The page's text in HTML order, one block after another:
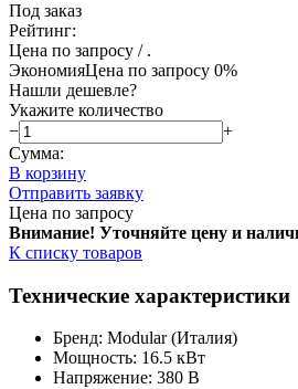
Под заказ
Рейтинг:
Цена по запросу / .
ЭкономияЦена по запросу 0%
Нашли дешевле?
Укажите количество
−
+
Сумма:
В корзину
Отправить заявку
Цена по запросу
Внимание! Уточняйте цену и
К списку товаров
Технические характеристики
Бренд: Modular (Италия)
Мощность: 16.5 кВт
Напряжение: 380 В